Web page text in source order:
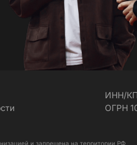
ИНН/
ОГРН
и запрещена на территории РФ